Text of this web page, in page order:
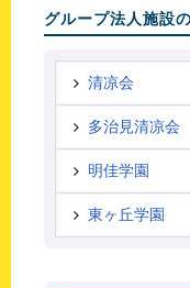
グループ法人施設
清凉会
多治見清凉会
明佳学園
東ヶ丘学園